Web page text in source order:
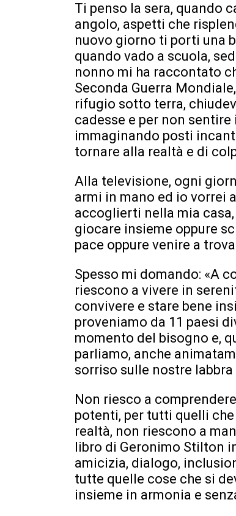
Ti penso la sera, quando
angolo, aspetti che
nuovo giorno ti porti una
quando vado a scuola,
nonno mi ha raccontato
Seconda Guerra
rifugio sotto terra,
cadesse e per non
immaginando posti
tornare alla realtà e di
Alla televisione, ogni
armi in mano ed io vorrei
accoglierti nella mia
giocare insieme oppure
pace oppure venire a
Spesso mi domando: «A
riescono a vivere in
convivere e stare bene
proveniamo da 11 paesi
momento del bisogno e,
parliamo, anche
sorriso sulle nostre
Non riesco a
potenti, per tutti quelli che
realtà, non riescono a
libro di Geronimo Stilton
amicizia, dialogo,
tutte quelle cose che si
insieme in armonia e